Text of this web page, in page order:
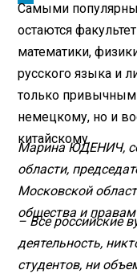
Самыми
остаются
математики,
русского языка и
только привычным
немецкому, но и
китайскому.
Марина ЮДЕНИЧ,
области,
Московской
общества и
– Все российские
деятельность,
студентов, ни